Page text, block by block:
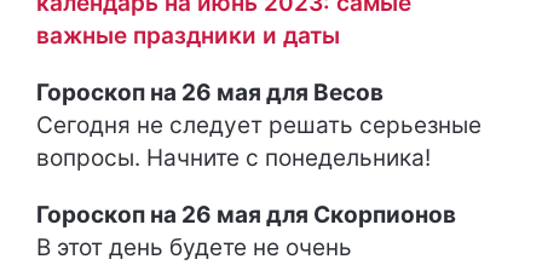
важные праздники и даты
Гороскоп на 26 мая для Весов
Сегодня не следует решать серьезные
вопросы. Начните с понедельника!
Гороскоп на 26 мая для Скорпионов
В этот день будете не очень